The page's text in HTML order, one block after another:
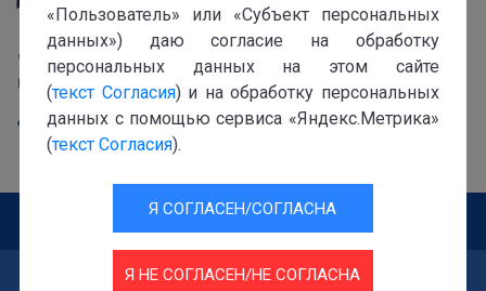
119991, г. Москва, Ленинский проспект, 32а
+7 (499) 941-0115
info@rcsi.science
Версия для слабовидящих
Версия для незрячих
«Пользователь» или «Субъект персональных
данных») даю согласие на обработку
персональных данных на этом сайте
(текст Согласия) и на обработку персональных
данных с помощью сервиса «Яндекс.Метрика»
(текст Согласия).
Я СОГЛАСЕН/СОГЛАСНА
Я НЕ СОГЛАСЕН/НЕ СОГЛАСНА